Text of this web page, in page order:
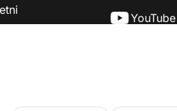
serüveni nasıl başladı? 35:47 Aziz
mühendis olduğu için
YouTube